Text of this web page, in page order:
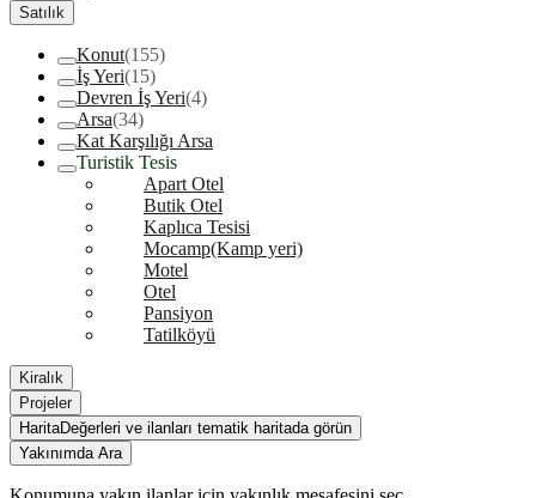
Satılık
Konut(155)
İş Yeri(15)
Devren İş Yeri(4)
Arsa(34)
Kat Karşılığı Arsa
Turistik Tesis
Apart Otel
Butik Otel
Kaplıca Tesisi
Mocamp(Kamp yeri)
Motel
Otel
Pansiyon
Tatilköyü
Kiralık
Projeler
HaritaDeğerleri ve ilanları tematik haritada görün
Yakınımda Ara